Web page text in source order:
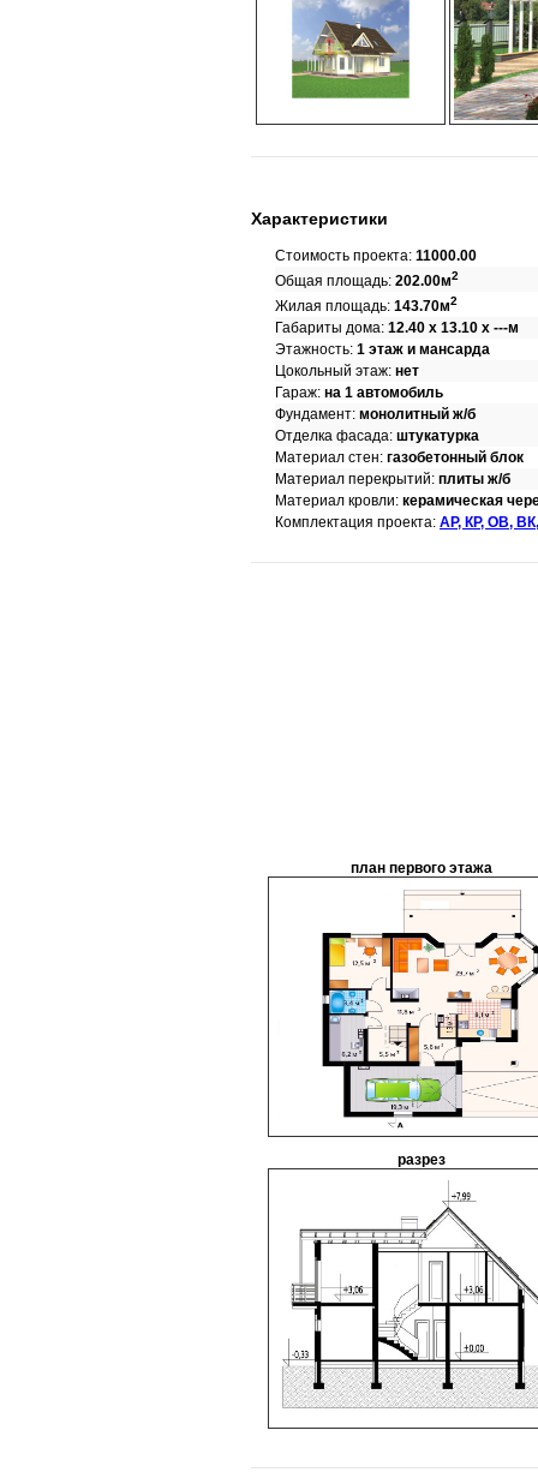
Характеристики
Стоимость проекта: 11000.00
Общая площадь: 202.00м2
Жилая площадь: 143.70м2
Габариты дома: 12.40 x 13.10 x ---м
Этажность: 1 этаж и мансарда
Цокольный этаж: нет
Гараж: на 1 автомобиль
Фундамент: монолитный ж/б
Отделка фасада: штукатурка
Материал стен: газобетонный блок
Материал перекрытий: плиты ж/б
Материал кровли: керамическая
Комплектация проекта: АР, КР, ОВ,
план первого этажа
разрез